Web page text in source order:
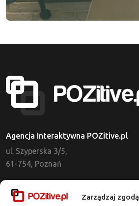
Zarządzaj zgodą
Agencja Interaktywna POZitive.pl
ul. Szyperska 3/5,
61-754, Poznań
Dział Obsługi Klienta